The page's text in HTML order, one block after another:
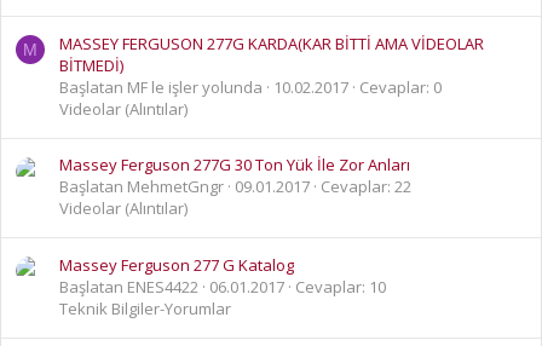
M
MASSEY FERGUSON 277G KARDA(KAR BİTTİ AMA VİDEOLAR
BİTMEDİ)
Başlatan MF le işler yolunda
10.02.2017 Cevaplar: 0
Videolar (Alıntılar)
Massey Ferguson 277G 30 Ton Yük İle Zor Anları
Başlatan MehmetGngr 09.01.2017 Cevaplar: 22
Videolar (Alıntılar)
Massey Ferguson 277 G Katalog
Başlatan ENES4422 06.01.2017 Cevaplar: 10
Teknik Bilgiler-Yorumlar